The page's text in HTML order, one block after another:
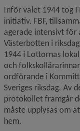
Inför valet 1944 tog
initiativ. FBF,
agerade intensivt
Västerbotten i
1944 i Lottornas
och
ordförande i
Sveriges riksdag. Av
protokollet framgår
måste upplysas om
hem.